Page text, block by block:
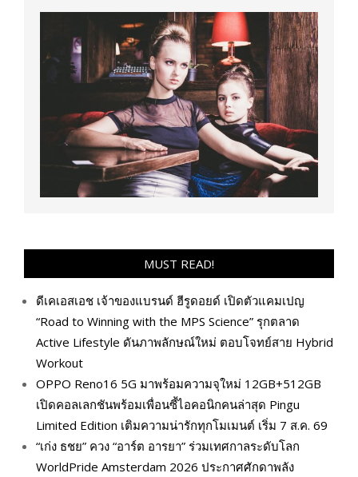
MUST READ!
ดีเคเอสเอช เจ้าของแบรนด์ ฮีรูดอยด์ เปิดตัวแคมเปญ
“Road to Winning with the MPS Science” รุกตลาด
Active Lifestyle ดันภาพลักษณ์ใหม่ ตอบโจทย์สาย Hybrid
Workout
OPPO Reno16 5G มาพร้อมความจุใหม่ 12GB+512GB
เปิดคอลเลกชันพร้อมเพื่อนซี้ไอคอนิกคนล่าสุด Pingu
Limited Edition เติมความน่ารักทุกโมเมนต์ เริ่ม 7 ส.ค. 69
“เก่ง ธชย” ควง “อาร์ต อารยา” ร่วมเทศกาลระดับโลก
WorldPride Amsterdam 2026 ประกาศศักดาพลัง